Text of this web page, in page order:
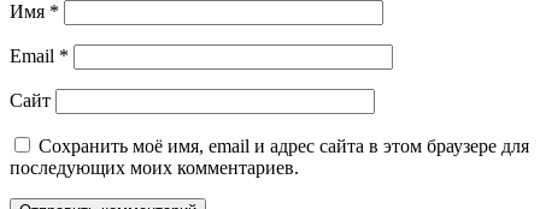
Имя *
Email *
Сайт
Сохранить моё имя, email и адрес сайта в этом браузере для
последующих моих комментариев.